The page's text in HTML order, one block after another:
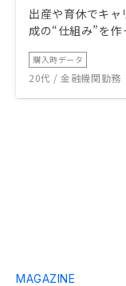
出産や育休でキ
成の“仕組み”を作
購入時データ
20代 / 金融機関勤務
MAGAZINE